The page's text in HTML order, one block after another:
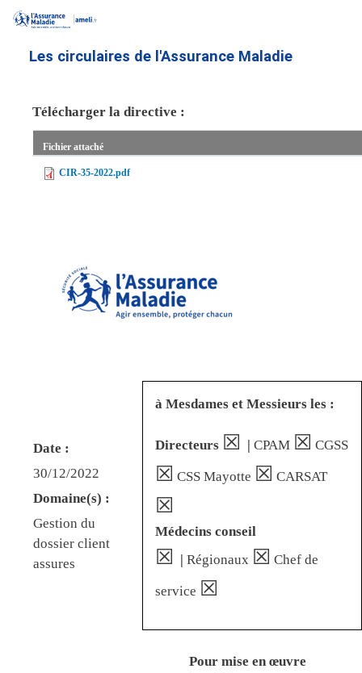
contenu
Les circulaires de l'Assurance Maladie
Télécharger la directive :
Fichier attaché
CIR-35-2022.pdf
Date :
30/12/2022
Domaine(s) :
Gestion du
dossier client
assures
à Mesdames et Messieurs les :
Directeurs ☒ | CPAM ☒ CGSS
☒ CSS Mayotte ☒ CARSAT
☒
Médecins conseil
☒ | Régionaux ☒ Chef de
service ☒
Pour mise en œuvre